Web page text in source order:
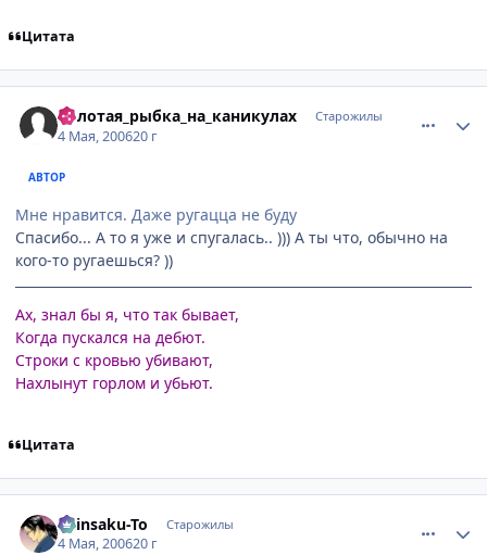
Цитата
Золотая_рыбка_на_каникулах Старожилы
4 Мая, 200620 г
АВТОР
Мне нравится. Даже ругацца не буду
Спасибо... А то я уже и спугалась.. ))) А ты что, обычно на
кого-то ругаешься? ))
Ах, знал бы я, что так бывает,
Когда пускался на дебют.
Строки с кровью убивают,
Нахлынут горлом и убьют.
Цитата
Shinsaku-To Старожилы
4 Мая, 200620 г